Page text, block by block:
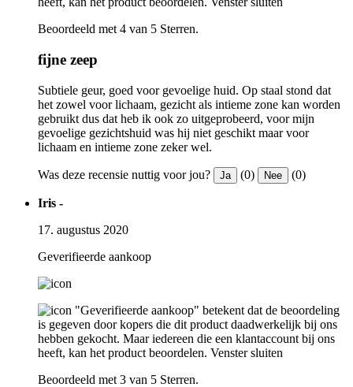
Beoordeeld met 4 van 5 Sterren.
fijne zeep
Subtiele geur, goed voor gevoelige huid. Op staal stond dat
het zowel voor lichaam, gezicht als intieme zone kan worden
gebruikt dus dat heb ik ook zo uitgeprobeerd, voor mijn
gevoelige gezichtshuid was hij niet geschikt maar voor
lichaam en intieme zone zeker wel.
Was deze recensie nuttig voor jou? Ja (0) Nee (0)
Iris -
17. augustus 2020
Geverifieerde aankoop
"Geverifieerde aankoop" betekent dat de beoordeling
is gegeven door kopers die dit product daadwerkelijk bij ons
hebben gekocht. Maar iedereen die een klantaccount bij ons
heeft, kan het product beoordelen. Venster sluiten
Beoordeeld met 3 van 5 Sterren.